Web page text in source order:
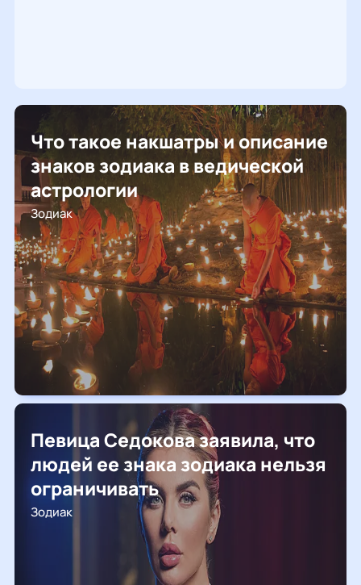
Что такое накшатры и описание
знаков зодиака в ведической
астрологии
Зодиак
Певица Седокова заявила, что
людей ее знака зодиака нельзя
ограничивать
Зодиак